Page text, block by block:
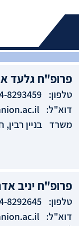
פרופ"חגלעד
טלפון: 8293459
דוא"ל:
משרד
בניין רבין,
פרופ"ח יניב
טלפון: 8292645
דוא"ל: